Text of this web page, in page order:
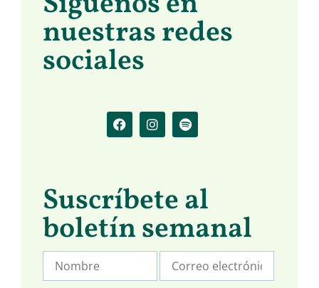
nuestras redes
sociales
Suscríbete al
boletín semanal